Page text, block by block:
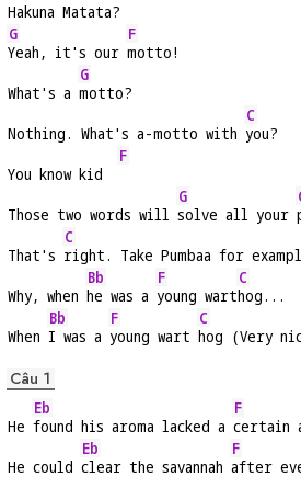
Hakuna Matata?
G
Yeah, it's our
F
motto!
What's a
G
motto?
Nothing. What's a-motto with
C
you?
You know kid
F
Those two words will
G
solve all your
That's
C
right. Take Pumbaa for
Why, when
Bb
he was a
F
young wart
C
hog...
When
Bb
I was a
F
young wart
C
hog (Very
Câu 1
He
Eb
found his aroma lacked a
F
certain
He could
Eb
clear the savannah
F
after